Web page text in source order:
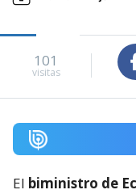
101
visitas
El biministro de